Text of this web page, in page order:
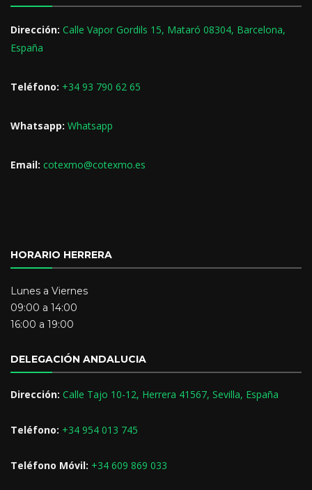
Dirección: Calle Vapor Gordils 15, Mataró 08304, Barcelona,
España
Teléfono: +34 93 790 62 65
Whatsapp: Whatsapp
Email: cotexmo@cotexmo.es
HORARIO HERRERA
Lunes a Viernes
09:00 a 14:00
16:00 a 19:00
DELEGACIÓN ANDALUCIA
Dirección: Calle Tajo 10-12, Herrera 41567, Sevilla, España
Teléfono: +34 954 013 745
Teléfono Móvil: +34 609 869 033